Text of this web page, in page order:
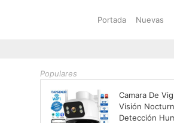
Portada Nuevas
Populares
Camara De
Visión
Detección